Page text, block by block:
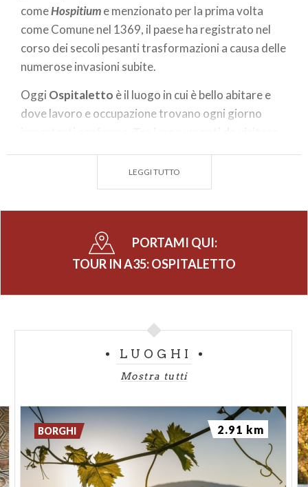
comeHospitiume menzionato per la prima volta
come Comune nel 1369, il paese ha registrato nel
corso dei secoli pesanti trasformazioni a causa delle
numerose invasioni subite.
Oggi Ospitaletto è il luogo in cui è bello abitare e
dove lavoro e occupazione trovano ogni giorno
partire dal 1687 e consacrata nel 1720,
san Giacomo Apostolo. La chiesa è in stile tardo
è adornata di statue, l’interno presenta sette altari,
alcuni in stile barocco e altri in neoclassico. Notevoli
Romanino (una Pietà incastonata all’interno di una
proveniente dalla precedente parrocchiale, è
dedicata alla Risurrezione di Cristo) e di Giuseppe
Bello e suggestivo è anche il campanile– solenne,
svettante, imperioso, sovrastante ogni altra
costruzione –, che il parroco fece ricostruire a fianco
della parrocchiale.
LEGGI TUTTO
PORTAMI QUI:
TOUR IN A35: OSPITALETTO
LUOGHI
Mostra tutti
BORGHI 2.91 km